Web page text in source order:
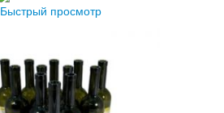
Быстрый просмотр